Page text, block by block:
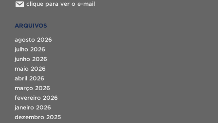
clique para ver o e-mail
ARQUIVOS
agosto 2026
julho 2026
junho 2026
maio 2026
abril 2026
março 2026
fevereiro 2026
janeiro 2026
dezembro 2025